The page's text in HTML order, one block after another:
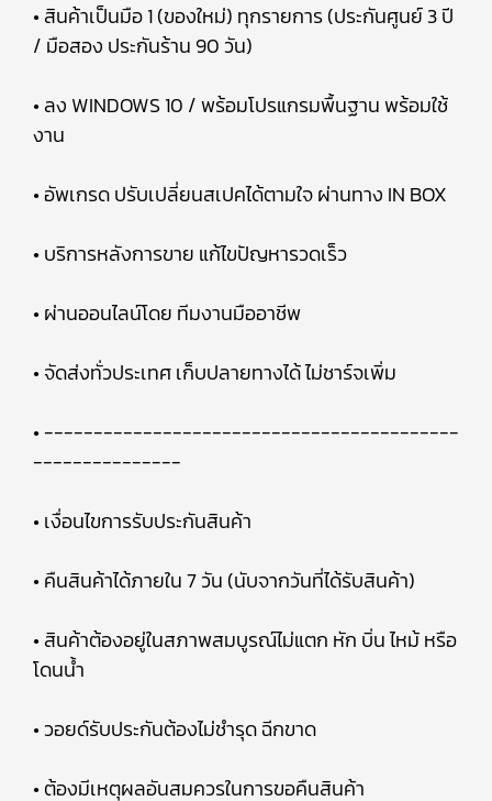
• สินค้าเป็นมือ 1 (ของใหม่) ทุกรายการ (ประกันศูนย์ 3 ปี
/ มือสอง ประกันร้าน 90 วัน)
• ลง WINDOWS 10 / พร้อมโปรแกรมพื้นฐาน พร้อมใช้
งาน
• อัพเกรด ปรับเปลี่ยนสเปคได้ตามใจ ผ่านทาง IN BOX
• บริการหลังการขาย แก้ไขปัญหารวดเร็ว
• ผ่านออนไลน์โดย ทีมงานมืออาชีพ
• จัดส่งทั่วประเทศ เก็บปลายทางได้ ไม่ชาร์จเพิ่ม
• ------------------------------------------
---------------
• เงื่อนไขการรับประกันสินค้า
• คืนสินค้าได้ภายใน 7 วัน (นับจากวันที่ได้รับสินค้า)
• สินค้าต้องอยู่ในสภาพสมบูรณ์ไม่แตก หัก บิ่น ไหม้ หรือ
โดนน้ำ
• วอยด์รับประกันต้องไม่ชำรุด ฉีกขาด
• ต้องมีเหตุผลอันสมควรในการขอคืนสินค้า